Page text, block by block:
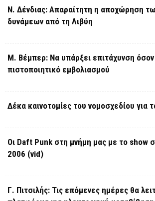
Ν. Δένδιας: Απαραίτητη η αποχώρηση
δυνάμεων από τη Λιβύη
Μ. Βέμπερ: Να υπάρξει επιτάχυνση
πιστοποιητικό εμβολιασμού
Δέκα καινοτομίες του νομοσχεδίου για
Οι Daft Punk στη μνήμη μας με το show
2006 (vid)
Γ. Πιτσιλής: Τις επόμενες ημέρες θα